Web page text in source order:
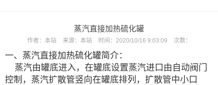
蒸汽直接加热硫化罐
作者： 本站 来源： 本站 时间： 2020/10/16 9:03:09 次数：
一、蒸汽直接加热硫化罐简介：
蒸汽由罐底进入，在罐底设置蒸汽进口由自动阀门
控制，蒸汽扩散管竖向在罐底排列，扩散管中小口